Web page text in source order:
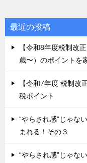
最近の投稿
【令和8年度税制改
歳〜）のポイントを
【令和7年度 税制改
税ポイント
“やらされ感”じゃな
まれる！その３
“やらされ感”じゃな